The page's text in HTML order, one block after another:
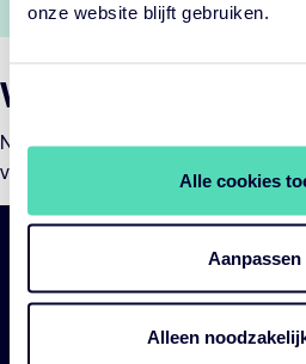
onze website blijft gebruiken.
Alle cookies
Aanpassen
Alleen
Wil je meer weten?
Neem gerust contact met ons op.
vragen te beantwoorden of verdere
links
Navigatie